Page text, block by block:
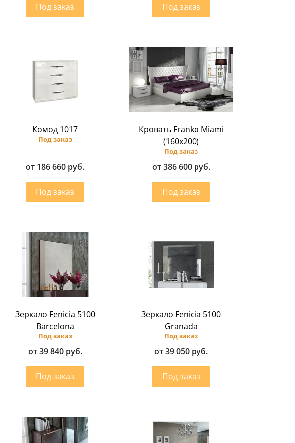
Комод 1017
Под заказ
от 186 660 руб.
Кровать Franko Miami
(160х200)
Под заказ
от 386 600 руб.
Зеркало Fenicia 5100
Barcelona
Под заказ
от 39 840 руб.
Зеркало Fenicia 5100
Granada
Под заказ
от 39 050 руб.